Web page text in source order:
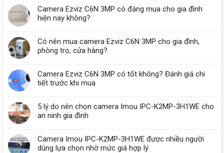
Camera Ezviz C6N 3MP có đáng mua cho gia đình
hiện nay không?
Có nên mua camera Ezviz C6N 3MP cho gia đình,
phòng trọ, cửa hàng?
Camera Ezviz C6N 3MP có tốt không? Đánh giá chi
tiết trước khi mua
5 lý do nên chọn camera Imou IPC-K2MP-3H1WE cho
an ninh gia đình
Camera Imou IPC-K2MP-3H1WE được nhiều người
dùng lựa chọn nhờ mức giá hợp lý